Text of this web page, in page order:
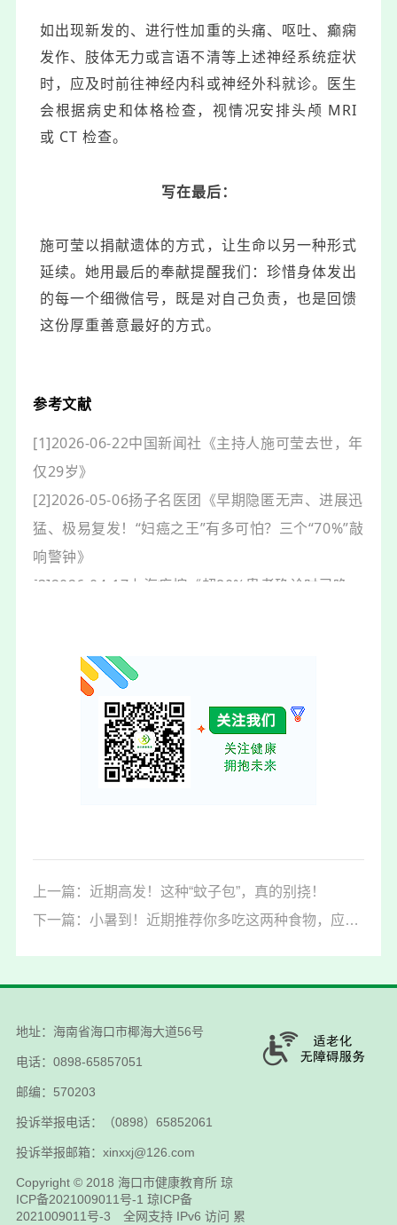
如出现新发的、进行性加重的头痛、呕吐、癫痫
发作、肢体无力或言语不清等上述神经系统症状
时，应及时前往神经内科或神经外科就诊。医生
会根据病史和体格检查，视情况安排头颅 MRI
或 CT 检查。
写在最后：
施可莹以捐献遗体的方式，让生命以另一种形式
延续。她用最后的奉献提醒我们：珍惜身体发出
的每一个细微信号，既是对自己负责，也是回馈
这份厚重善意最好的方式。
参考文献
[1]2026-06-22中国新闻社《主持人施可莹去世，年
仅29岁》
[2]2026-05-06扬子名医团《早期隐匿无声、进展迅
猛、极易复发！“妇癌之王”有多可怕？三个“70%”敲
响警钟》
[3]2026-04-17上海疾控《超80%患者确诊时已晚
被称为“小癌王”？》
[5]2024-04-29浙大二院肝胆胰外科《被称为“癌中
之王”的胆管癌》
[6]2025-12-01吉林省肿瘤医院《健康科普日历｜人
小鬼大，一文读懂小细胞肺癌》
[8]2021-03-18上海疾控《“癌中之王”，你到底有多
可怕？》
[9]2025-04-24极目新闻《发病率第五，死亡率第
二，只因发现太晚！医生提醒：注意这些症状》
胃癌，六大高危因素中，近半数国人与它有关》
[11]2025-09-08西南医科大学附属医院《33岁小伙
确诊“胃癌之王”！再拼还是保命要紧~》
[12]2024-07-15湖南省肿瘤医院服务号《这个病严
重吗？认识“神经肿瘤之王”——胶质母细胞瘤》
上一篇：近期高发！这种“蚊子包”，真的别挠！
下一篇：小暑到！近期推荐你多吃这两种食物，应季又营养！
地址：海南省海口市椰海大道56号
电话：0898-65857051
邮编：570203
投诉举报电话：（0898）65852061
投诉举报邮箱：xinxxj@126.com
Copyright © 2018 海口市健康教育所 琼
ICP备2021009011号-1 琼ICP备
2021009011号-3 全网支持 IPv6 访问 累